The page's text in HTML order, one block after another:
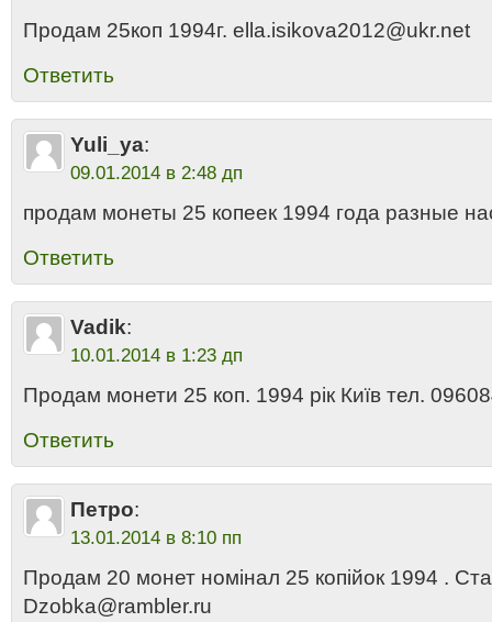
Продам 25коп 1994г. ella.isikova2012@ukr.net
Ответить
Yuli_ya:
09.01.2014 в 2:48 дп
продам монеты 25 копеек 1994 года разные
Ответить
Vadik:
10.01.2014 в 1:23 дп
Продам монети 25 коп. 1994 рік Київ тел.
Ответить
Петро:
13.01.2014 в 8:10 пп
Продам 20 монет номiнал 25 копiйок 1994 .
Dzobka@rambler.ru